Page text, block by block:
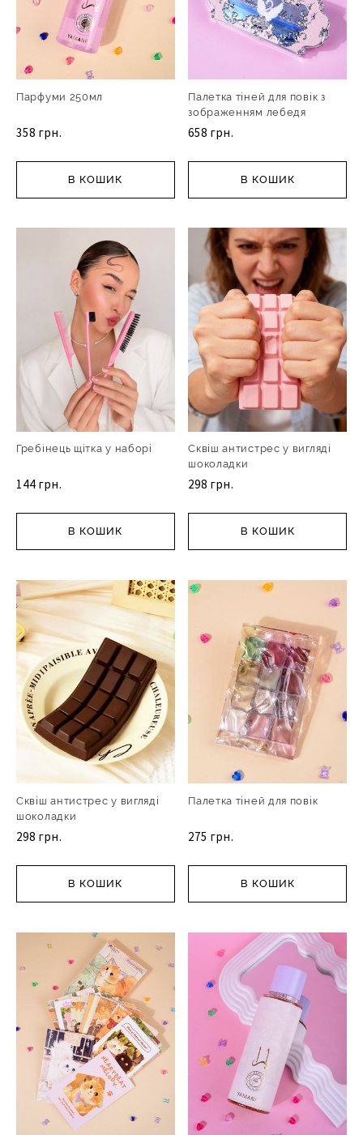
Парфуми 250мл
358 грн.
В КОШИК
Палетка тіней для повік з
зображенням лебедя
658 грн.
В КОШИК
Гребінець щітка у наборі
144 грн.
В КОШИК
Сквіш антистрес у вигляді
шоколадки
298 грн.
В КОШИК
Сквіш антистрес у вигляді
шоколадки
298 грн.
В КОШИК
Палетка тіней для повік
275 грн.
В КОШИК